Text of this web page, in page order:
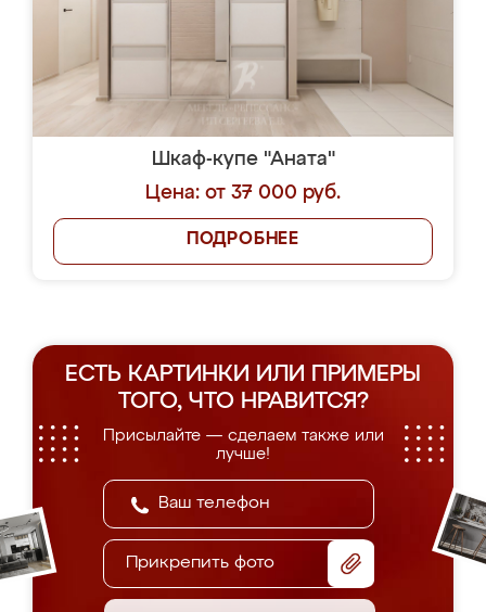
Шкаф-купе "Аната"
Цена: от 37 000 руб.
ПОДРОБНЕЕ
ЕСТЬ КАРТИНКИ ИЛИ ПРИМЕРЫ
ТОГО, ЧТО НРАВИТСЯ?
Присылайте — сделаем также или
лучше!
Прикрепить фото